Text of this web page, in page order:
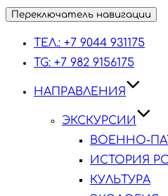
Переключатель навигации
ТЕЛ.: +7 9044 931175
TG: +7 982 9156175
НАПРАВЛЕНИЯ
ЭКСКУРСИИ
ВОЕННО-
ИСТОРИЯ
КУЛЬТУРА